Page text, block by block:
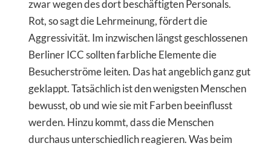
zwar wegen des dort beschäftigten Personals.
Rot, so sagt die Lehrmeinung, fördert die
Aggressivität. Im inzwischen längst geschlossenen
Berliner ICC sollten farbliche Elemente die
Besucherströme leiten. Das hat angeblich ganz gut
geklappt. Tatsächlich ist den wenigsten Menschen
bewusst, ob und wie sie mit Farben beeinflusst
werden. Hinzu kommt, dass die Menschen
durchaus unterschiedlich reagieren. Was beim